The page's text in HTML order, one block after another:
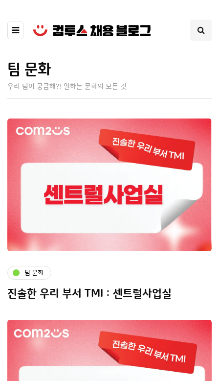
팀 문화
우리 팀이 궁금해?! 일하는 문화의 모든 것
팀 문화
진솔한 우리 부서 TMI : 센트럴사업실